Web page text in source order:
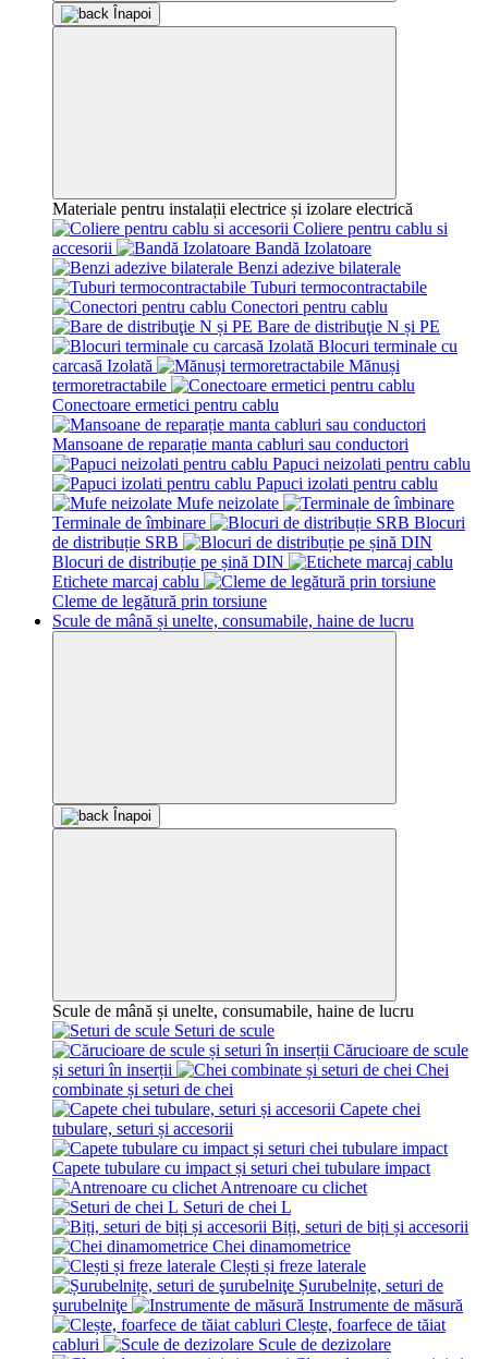
Înapoi
Materiale pentru instalații electrice și izolare electrică
Coliere pentru cablu si
accesorii
Bandă Izolatoare
Benzi adezive bilaterale
Tuburi termocontractabile
Conectori pentru cablu
Bare de distribuţie N și PE
Blocuri terminale cu
carcasă Izolată
Mănuși
termoretractabile
Conectoare ermetici pentru cablu
Mansoane de reparație manta cabluri sau conductori
Papuci neizolati pentru cablu
Papuci izolati pentru cablu
Mufe neizolate
Terminale de îmbinare
Blocuri
de distribuție SRB
Blocuri de distribuție pe șină DIN
Etichetе marcaj cablu
Cleme de legătură prin torsiune
Scule de mână și unelte, consumabile, haine de lucru
Înapoi
Scule de mână și unelte, consumabile, haine de lucru
Seturi de scule
Cărucioare de scule
și seturi în inserții
Chei
combinate și seturi de chei
Capete chei
tubulare, seturi și accesorii
Capete tubulare cu impact și seturi chei tubulare impact
Antrenoare cu clichet
Seturi de chei L
Biți, seturi de biți și accesorii
Chei dinamometrice
Clești și freze laterale
Șurubelnițe, seturi de
şurubelniţe
Instrumente de măsură
Clește, foarfece de tăiat
cabluri
Scule de dezizolare